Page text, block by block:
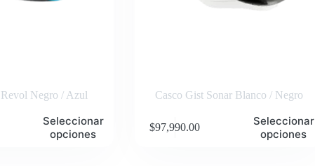
Negro / Azul
Seleccionar
opciones
Casco Gist Sonar Blanco / Negro
$97,990.00
Seleccionar
opciones
producto